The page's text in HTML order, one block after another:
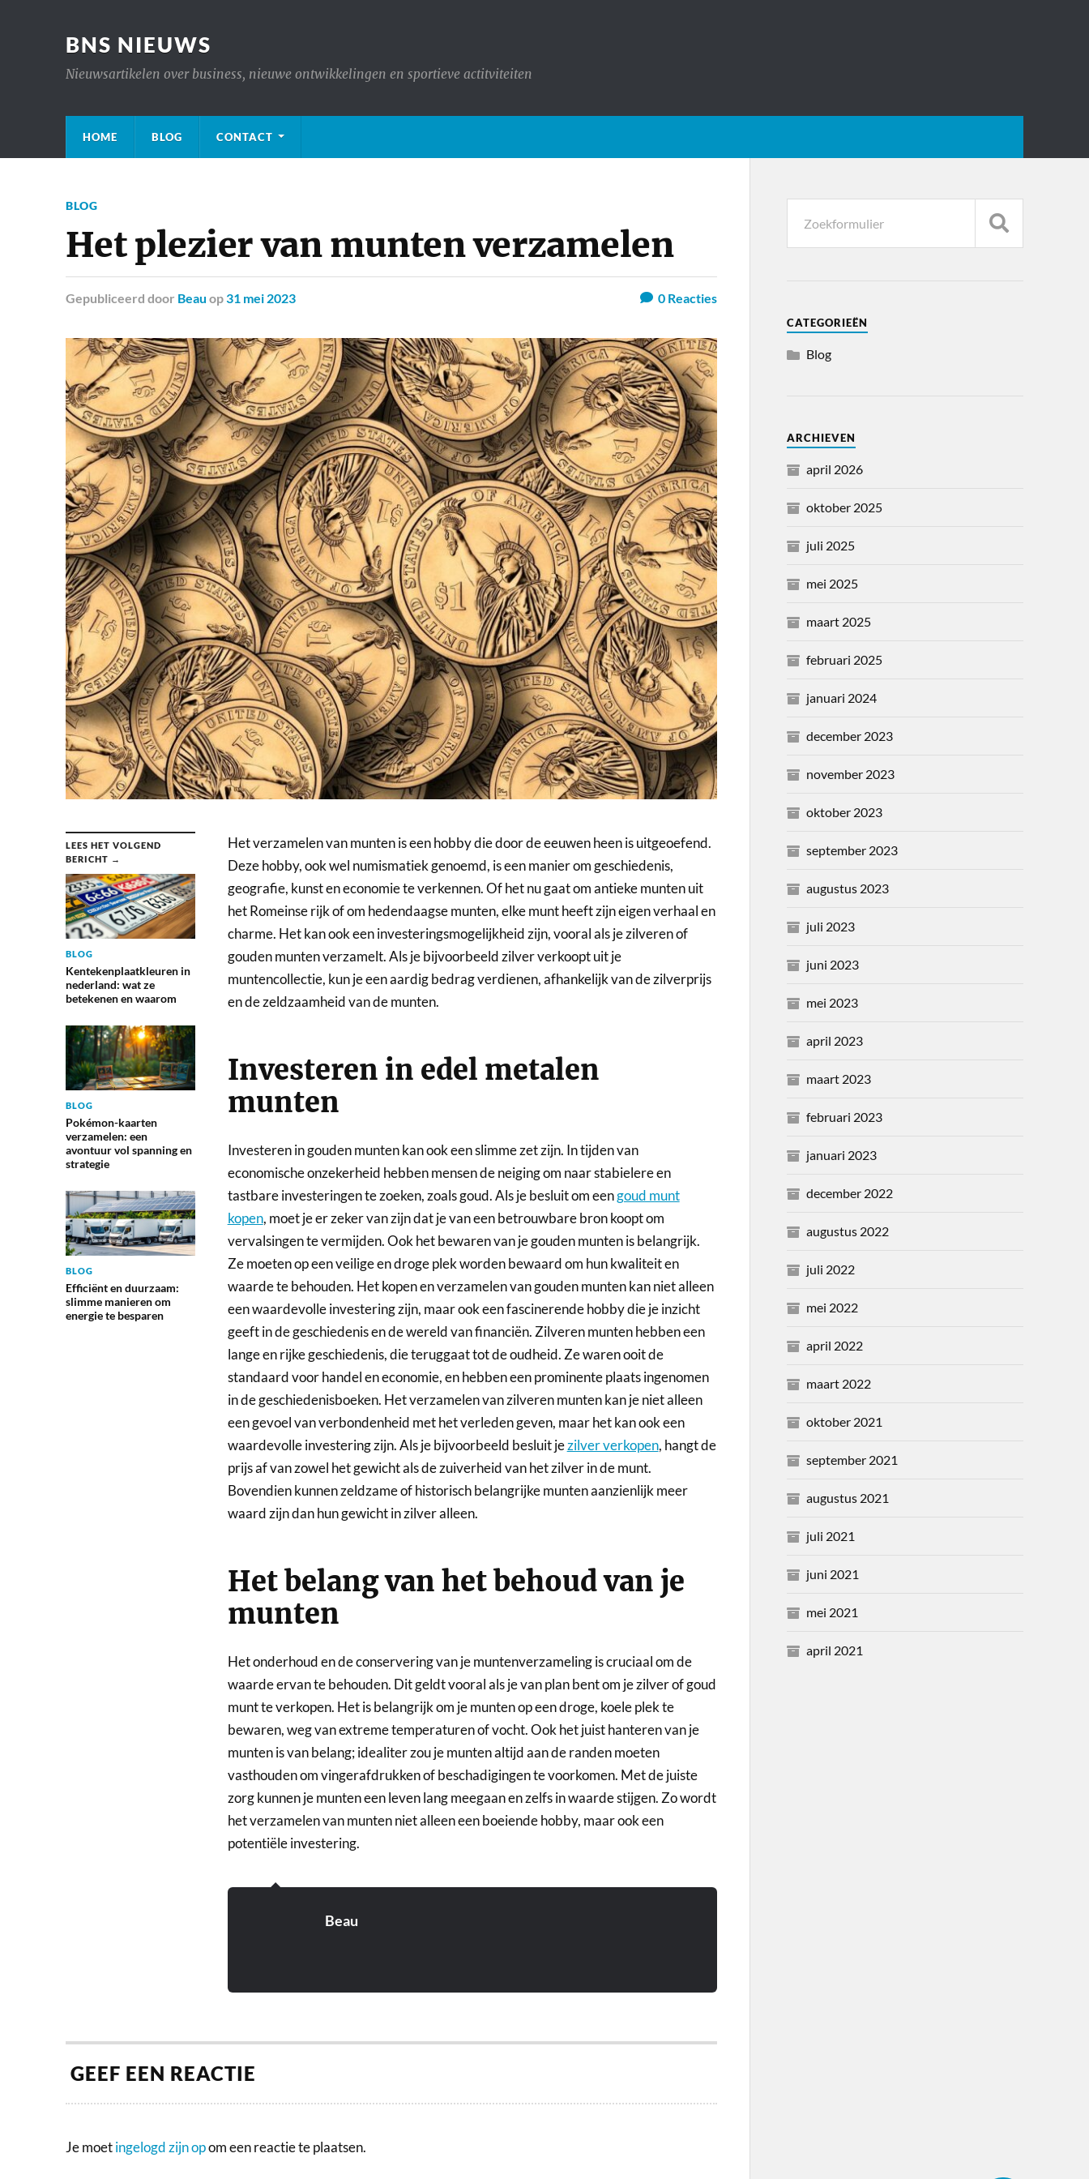
BNS NIEUWS
Nieuwsartikelen over business, nieuwe ontwikkelingen en sportieve actitviteiten
HOME BLOG CONTACT
BLOG
Het plezier van munten verzamelen
Gepubliceerd door Beau op31 mei 2023 0Reacties
LEES HET VOLGEND
BERICHT →
BLOG
Kentekenplaatkleuren in
nederland: wat ze
betekenen en waarom
BLOG
Pokémon-kaarten
verzamelen: een
avontuur vol spanning en
strategie
BLOG
Efficiënt en duurzaam:
slimme manieren om
energie te besparen
Het verzamelen van munten is een hobby die door de eeuwen heen is uitgeoefend.
Deze hobby, ook wel numismatiek genoemd, is een manier om geschiedenis,
geografie, kunst en economie te verkennen. Of het nu gaat om antieke munten uit
het Romeinse rijk of om hedendaagse munten, elke munt heeft zijn eigen verhaal en
charme. Het kan ook een investeringsmogelijkheid zijn, vooral als je zilveren of
gouden munten verzamelt. Als je bijvoorbeeld zilver verkoopt uit je
muntencollectie, kun je een aardig bedrag verdienen, afhankelijk van de zilverprijs
en de zeldzaamheid van de munten.
Investeren in edel metalen
munten
Investeren in gouden munten kan ook een slimme zet zijn. In tijden van
economische onzekerheid hebben mensen de neiging om naar stabielere en
tastbare investeringen te zoeken, zoals goud. Als je besluit om eengoud munt
kopen, moet je er zeker van zijn dat je van een betrouwbare bron koopt om
vervalsingen te vermijden. Ook het bewaren van je gouden munten is belangrijk.
Ze moeten op een veilige en droge plek worden bewaard om hun kwaliteit en
waarde te behouden. Het kopen en verzamelen van gouden munten kan niet alleen
een waardevolle investering zijn, maar ook een fascinerende hobby die je inzicht
geeft in de geschiedenis en de wereld van financiën. Zilveren munten hebben een
lange en rijke geschiedenis, die teruggaat tot de oudheid. Ze waren ooit de
standaard voor handel en economie, en hebben een prominente plaats ingenomen
in de geschiedenisboeken. Het verzamelen van zilveren munten kan je niet alleen
een gevoel van verbondenheid met het verleden geven, maar het kan ook een
waardevolle investering zijn. Als je bijvoorbeeld besluit jezilver verkopen, hangt de
prijs af van zowel het gewicht als de zuiverheid van het zilver in de munt.
Bovendien kunnen zeldzame of historisch belangrijke munten aanzienlijk meer
waard zijn dan hun gewicht in zilver alleen.
Het belang van het behoud van je
munten
Het onderhoud en de conservering van je muntenverzameling is cruciaal om de
waarde ervan te behouden. Dit geldt vooral als je van plan bent om je zilver of goud
munt te verkopen. Het is belangrijk om je munten op een droge, koele plek te
bewaren, weg van extreme temperaturen of vocht. Ook het juist hanteren van je
munten is van belang; idealiter zou je munten altijd aan de randen moeten
vasthouden om vingerafdrukken of beschadigingen te voorkomen. Met de juiste
zorg kunnen je munten een leven lang meegaan en zelfs in waarde stijgen. Zo wordt
het verzamelen van munten niet alleen een boeiende hobby, maar ook een
potentiële investering.
Beau
GEEF EEN REACTIE
Je moetingelogd zijn opom een reactie te plaatsen.
CATEGORIEËN
Blog
ARCHIEVEN
april 2026
oktober 2025
juli 2025
mei 2025
maart 2025
februari 2025
januari 2024
december 2023
november 2023
oktober 2023
september 2023
augustus 2023
juli 2023
juni 2023
mei 2023
april 2023
maart 2023
februari 2023
januari 2023
december 2022
augustus 2022
juli 2022
mei 2022
april 2022
maart 2022
oktober 2021
september 2021
augustus 2021
juli 2021
juni 2021
mei 2021
april 2021